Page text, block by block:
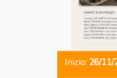
Inizio: 26/11/